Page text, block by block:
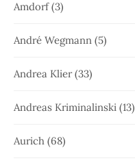
Amdorf(3)
André Wegmann (5)
Andrea Klier(33)
Andreas Kriminalinski (13)
Aurich (68)